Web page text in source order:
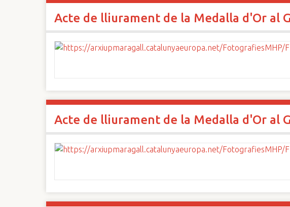
Acte de lliurament de la Medalla d'Or al
Acte de lliurament de la Medalla d'Or al